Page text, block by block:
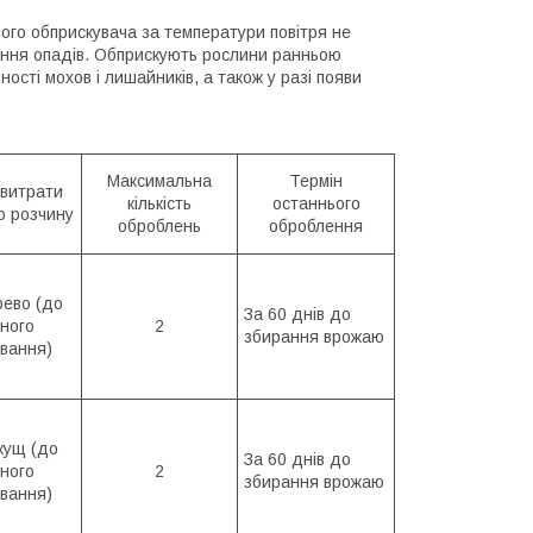
обприскувача за температури повітря не
опадів. Обприскують рослини ранньою
мохов і лишайників, а також у разі появи
розчину
Максимальна
кількість
оброблень
Термін
останнього
оброблення
(до
2
За 60 днів до
збирання врожаю
(до
2
За 60 днів до
збирання врожаю